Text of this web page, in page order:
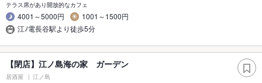
テラス席があり開放的なカフェ
4001～5000円
1001～1500円
江ﾉ電長谷駅より徒歩5分
【閉店】江ノ島海の家 ガーデン
居酒屋 江ノ島